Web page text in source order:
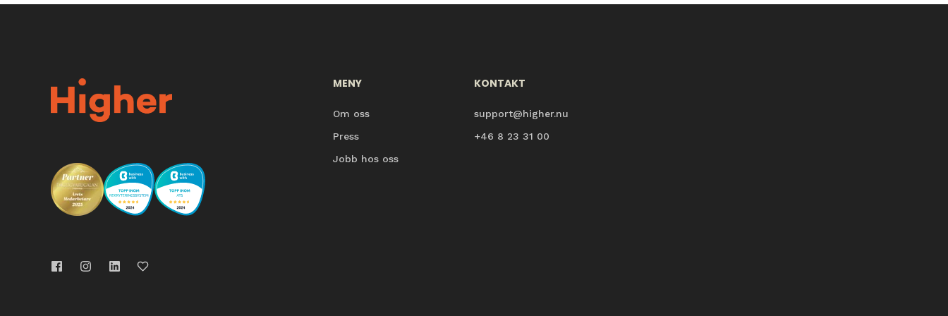
MENY
Om oss
Press
Jobb hos oss
KONTAKT
support@higher.nu
+46 8 23 31 00